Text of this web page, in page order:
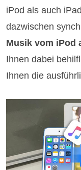
iPod als auch
dazwischen
Musik vom iPod
Ihnen dabei
Ihnen die